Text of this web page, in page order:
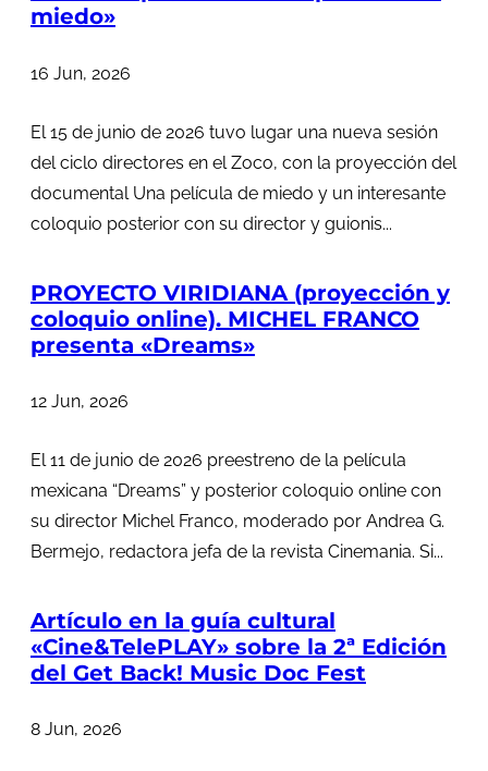
miedo»
16 Jun, 2026
El 15 de junio de 2026 tuvo lugar una nueva sesión
del ciclo directores en el Zoco, con la proyección del
documental Una película de miedo y un interesante
coloquio posterior con su director y guionis...
PROYECTO VIRIDIANA (proyección y
coloquio online). MICHEL FRANCO
presenta «Dreams»
12 Jun, 2026
El 11 de junio de 2026 preestreno de la película
mexicana “Dreams” y posterior coloquio online con
su director Michel Franco, moderado por Andrea G.
Bermejo, redactora jefa de la revista Cinemania. Si...
Artículo en la guía cultural
«Cine&TelePLAY» sobre la 2ª Edición
del Get Back! Music Doc Fest
8 Jun, 2026